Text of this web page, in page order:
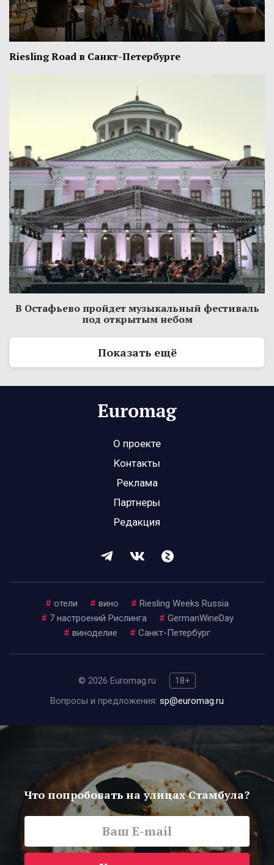
Riesling Road в Санкт-Петербурге
В Остафьево пройдет музыкальный фестиваль
под открытым небом
Показать ещё
О проекте
Контакты
Реклама
Партнеры
Редакция
# отели # вино # Riesling Weeks Russia
# 7 настроений Рислинга # GermanWineDay
# виноделие # Санкт-Петербург
© 2026 Euromag.ru
18+
Вопросы и предложения: sp@euromag.ru
Что попробовать на улицах Стамбула?